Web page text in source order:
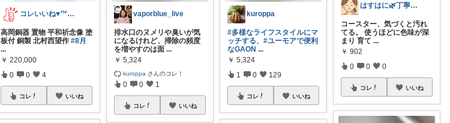
コレいいね♥️™▶コレクションも見てね！
高岡銅器 置物 平和祈念像 塗
板付 銅製 北村西望作#8月
...
￥ 220,000
0 0 4
コレ いいね
vaporblue_live
排水口のヌメリや臭いが気
になるけれど、掃除の頻度
を増やすのは面 ...
￥ 5,324
kuroppa さんのコレ！
0 0 1
コレ いいね
kuroppa
#多様なライフスタイルにマ
ッチする、#ユーモアで便利
なGAON ...
￥ 5,324
1 0 129
コレ いいね
はすはに🌿丁寧な暮らし
コースター、気づくと汚れ
てる。 使うほどに色味が深
まり 育て ...
￥ 902
0 0 0
コレ いいね